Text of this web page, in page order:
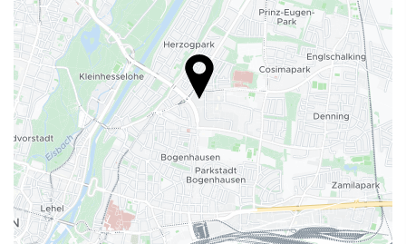
ジム
飲食
アラカルトレストラン
バー
施設内のカフェ
レセプションサービス
24時間対応フロント